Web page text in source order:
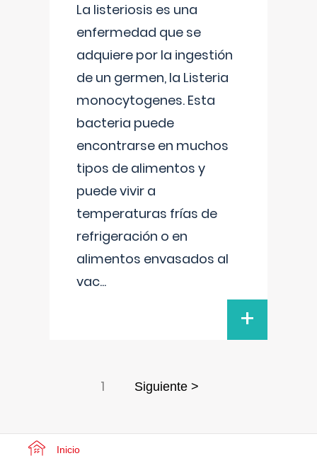
La listeriosis es una
enfermedad que se
adquiere por la ingestión
de un germen, la Listeria
monocytogenes. Esta
bacteria puede
encontrarse en muchos
tipos de alimentos y
puede vivir a
temperaturas frías de
refrigeración o en
alimentos envasados al
vac...
+
1 Siguiente >
Inicio